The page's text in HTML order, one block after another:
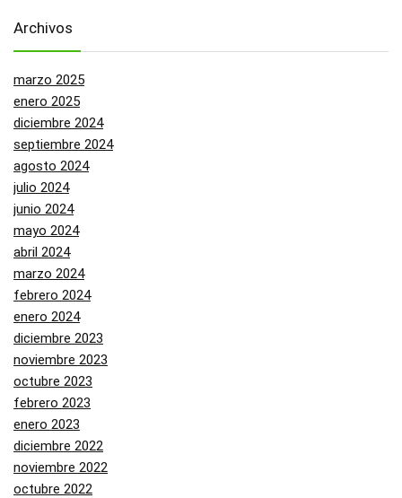
Archivos
marzo 2025
enero 2025
diciembre 2024
septiembre 2024
agosto 2024
julio 2024
junio 2024
mayo 2024
abril 2024
marzo 2024
febrero 2024
enero 2024
diciembre 2023
noviembre 2023
octubre 2023
febrero 2023
enero 2023
diciembre 2022
noviembre 2022
octubre 2022